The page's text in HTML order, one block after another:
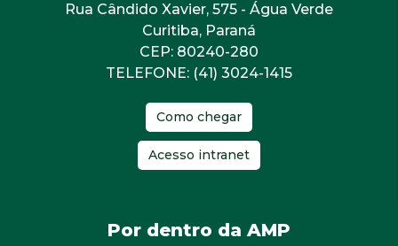
Rua Cândido Xavier, 575 - Água Verde
Curitiba, Paraná
CEP: 80240-280
TELEFONE: (41) 3024-1415
Como chegar
Acesso intranet
Por dentro da AMP